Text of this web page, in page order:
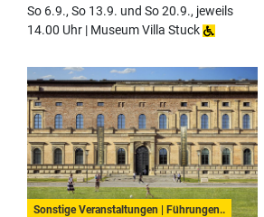
So 6.9., So 13.9. und So 20.9., jeweils
14.00 Uhr | Museum Villa Stuck
Sonstige Veranstaltungen | Führungen..